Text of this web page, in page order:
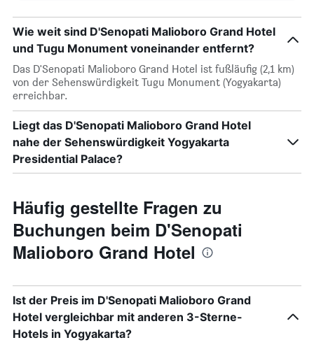
Wie weit sind D'Senopati Malioboro Grand Hotel
und Tugu Monument voneinander entfernt?
Das D'Senopati Malioboro Grand Hotel ist fußläufig (2,1 km)
von der Sehenswürdigkeit Tugu Monument (Yogyakarta)
erreichbar.
Liegt das D'Senopati Malioboro Grand Hotel
nahe der Sehenswürdigkeit Yogyakarta
Presidential Palace?
Häufig gestellte Fragen zu
Buchungen beim D'Senopati
Malioboro Grand Hotel
Ist der Preis im D'Senopati Malioboro Grand
Hotel vergleichbar mit anderen 3-Sterne-
Hotels in Yogyakarta?